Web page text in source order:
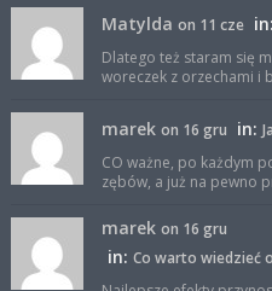
Matylda on 11 cze in:
Dlatego też staram się
woreczek z orzechami i
marek on 16 gru in:
CO ważne, po każdym
zębów, a już na pewno
marek on 16 gru
in: Co warto wiedzieć